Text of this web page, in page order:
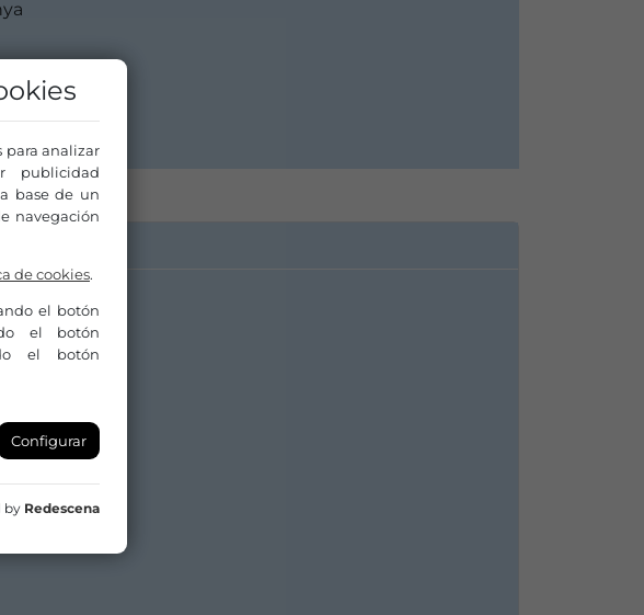
para analizar
publicidad
base de un
navegación
de cookies.
el botón
el botón
el botón
Configurar
by Redescena